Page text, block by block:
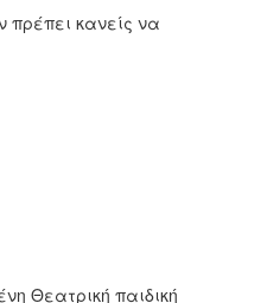
πρέπει κανείς να
Θεατρική παιδική